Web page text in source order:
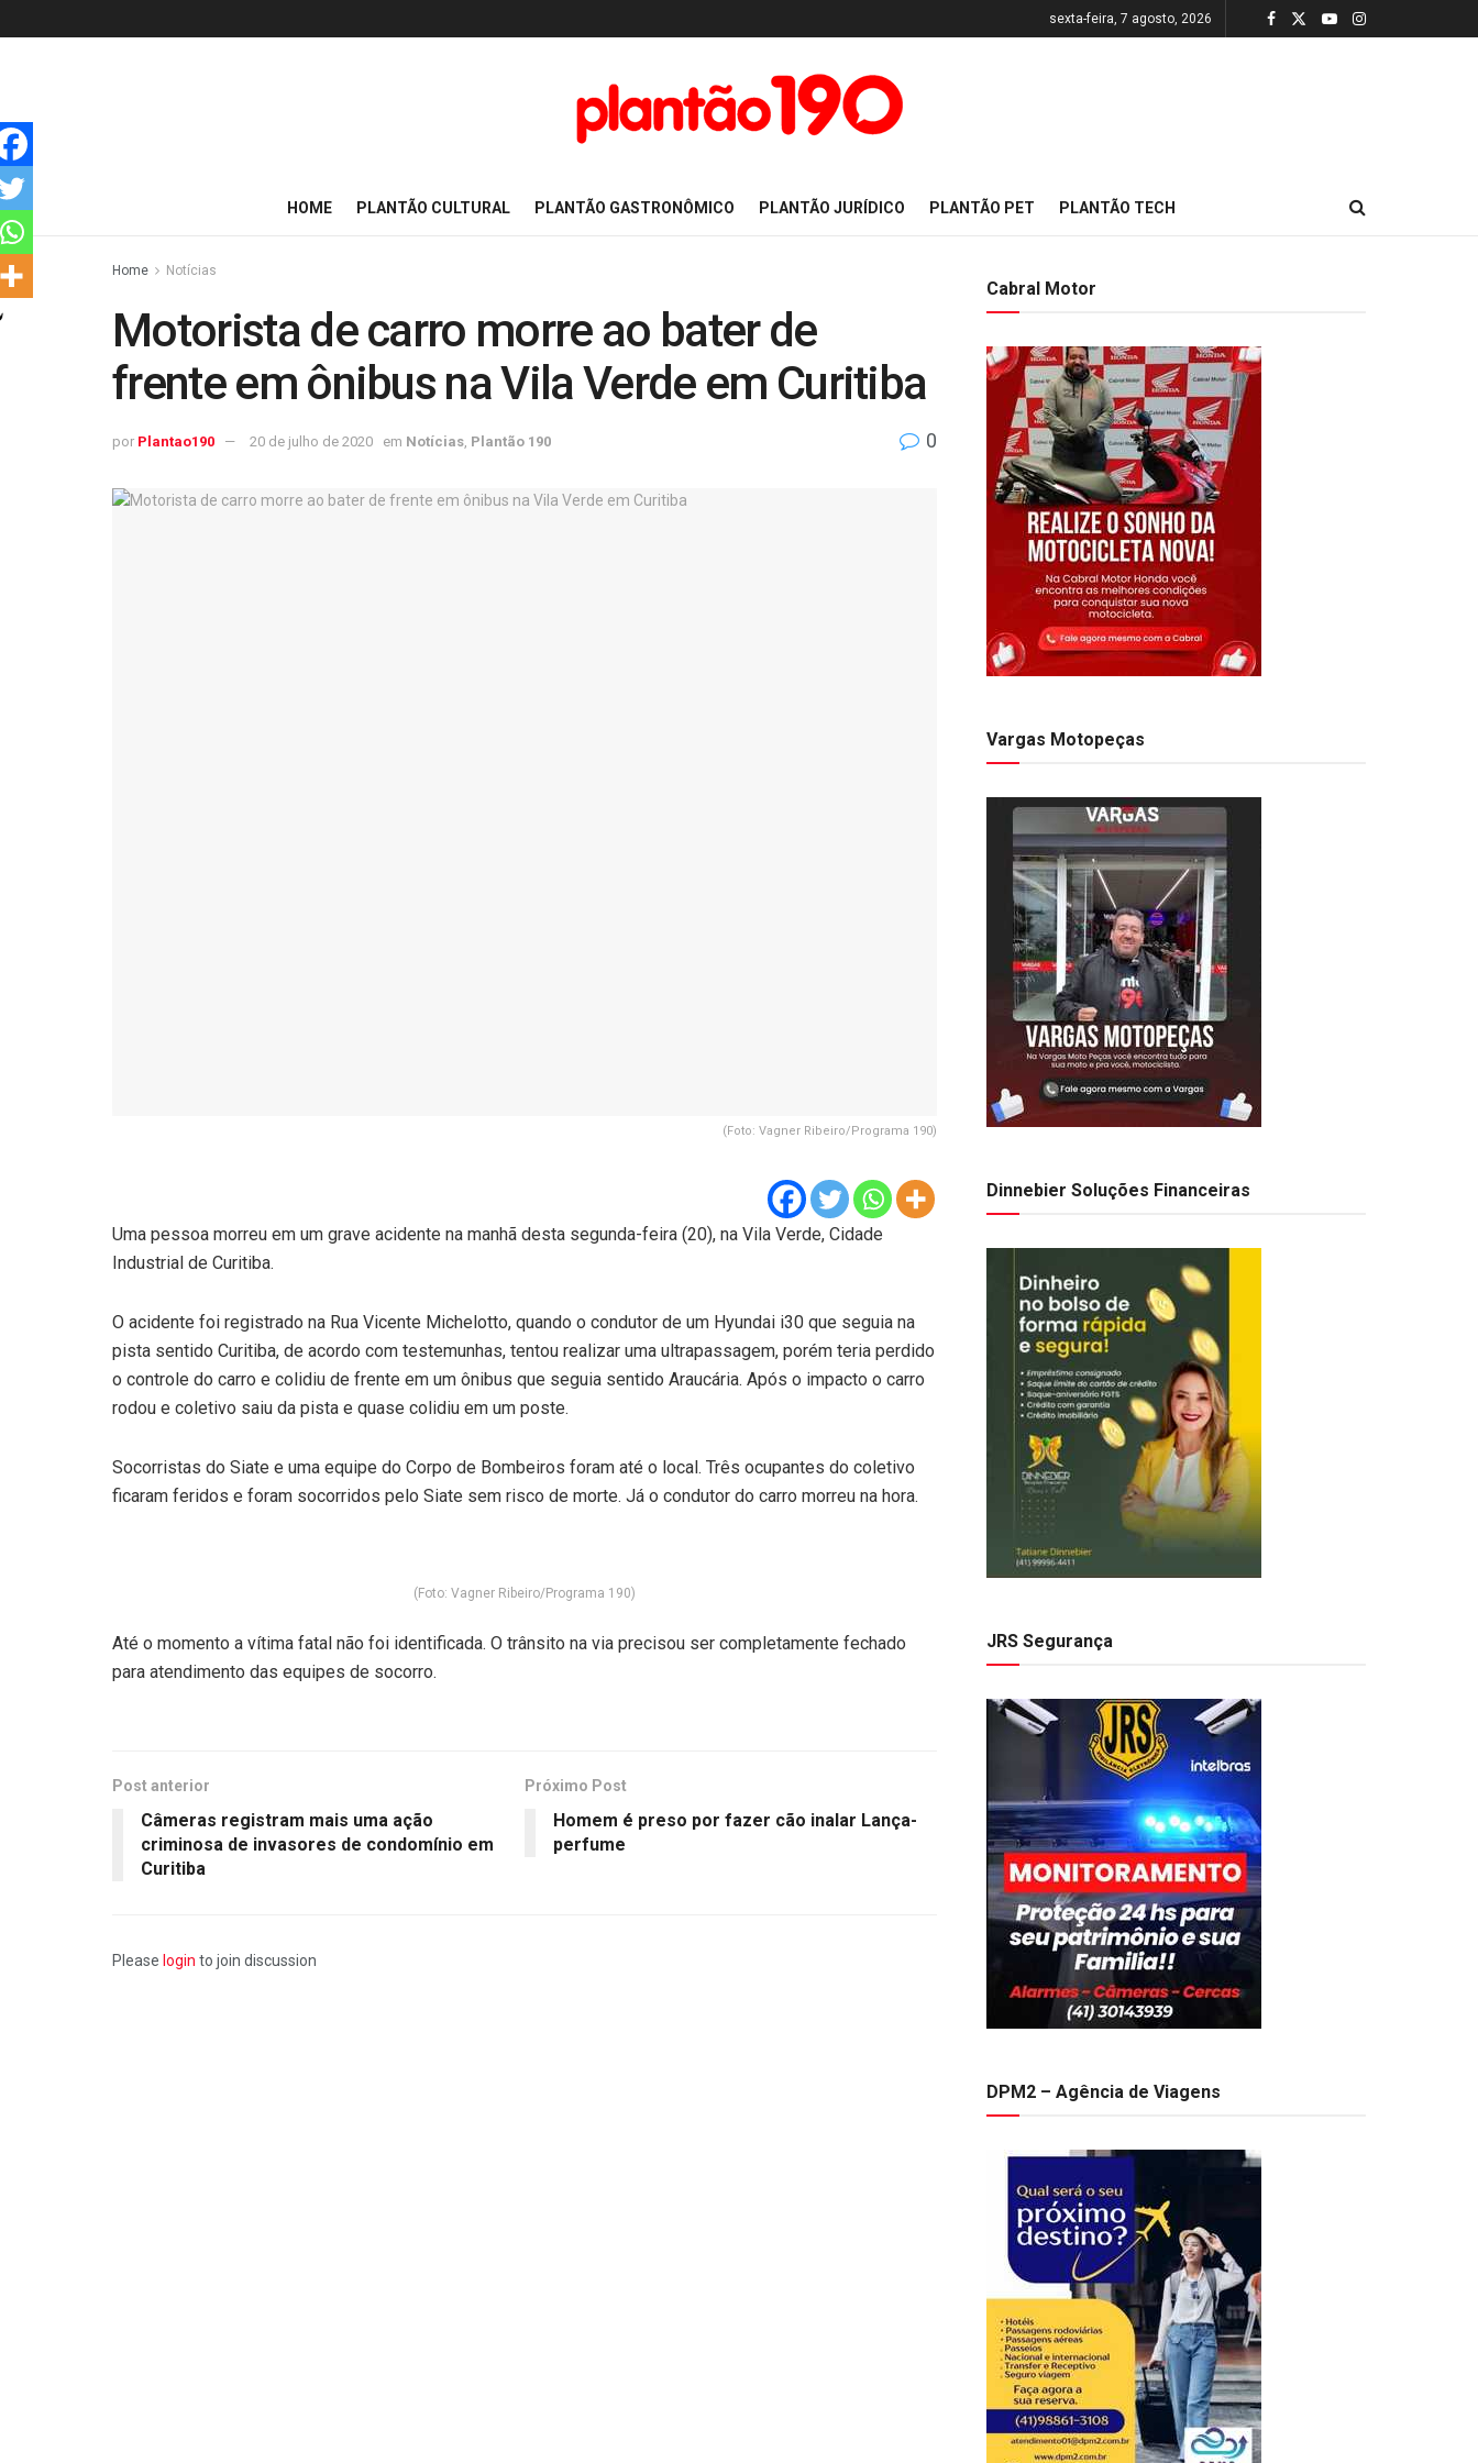
sexta-feira, 7 agosto, 2026
HOME PLANTÃO CULTURAL PLANTÃO GASTRONÔMICO PLANTÃO JURÍDICO PLANTÃO PET PLANTÃO TECH
Home Notícias
Motorista de carro morre ao bater de
frente em ônibus na Vila Verde em Curitiba
por Plantao190 20 de julho de 2020 em Notícias Plantão 190 0
(Foto: Vagner Ribeiro/Programa 190)
Uma pessoa morreu em um grave acidente na manhã desta segunda-feira (20), na Vila Verde, Cidade
Industrial de Curitiba.
O acidente foi registrado na Rua Vicente Michelotto, quando o condutor de um Hyundai i30 que seguia na
pista sentido Curitiba, de acordo com testemunhas, tentou realizar uma ultrapassagem, porém teria perdido
o controle do carro e colidiu de frente em um ônibus que seguia sentido Araucária. Após o impacto o carro
rodou e coletivo saiu da pista e quase colidiu em um poste.
Socorristas do Siate e uma equipe do Corpo de Bombeiros foram até o local. Três ocupantes do coletivo
ficaram feridos e foram socorridos pelo Siate sem risco de morte. Já o condutor do carro morreu na hora.
(Foto: Vagner Ribeiro/Programa 190)
Até o momento a vítima fatal não foi identificada. O trânsito na via precisou ser completamente fechado
para atendimento das equipes de socorro.
Post anterior
Câmeras registram mais uma ação
criminosa de invasores de condomínio em
Curitiba
Próximo Post
Homem é preso por fazer cão inalar Lança-
perfume
Please login to join discussion
Cabral Motor
Vargas Motopeças
Dinnebier Soluções Financeiras
JRS Segurança
DPM2 – Agência de Viagens